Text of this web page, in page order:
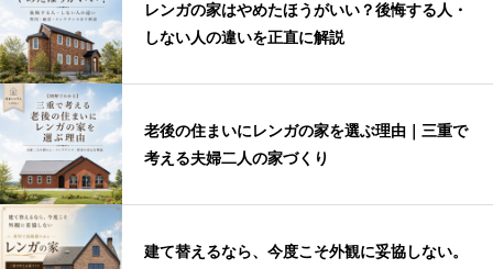
レンガの家はやめたほうがいい？後悔する人・
しない人の違いを正直に解説
老後の住まいにレンガの家を選ぶ理由｜三重で
考える夫婦二人の家づくり
建て替えるなら、今度こそ外観に妥協しない。